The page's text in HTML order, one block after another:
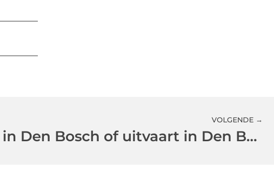
VOLGENDE →
Crematie in Den Bosch of uitvaart in Den Bosch: respectvol en volledig verzorgd